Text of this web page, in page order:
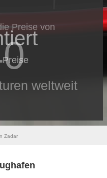
Preise von
weltweit
Preise
Zadar